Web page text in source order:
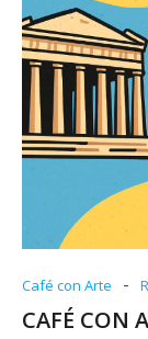
Café con Arte -
CAFÉ CON